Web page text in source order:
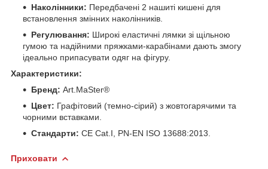
Наколінники: Передбачені 2 нашиті кишені для
встановлення змінних наколінників.
Регулювання: Широкі еластичні лямки зі щільною
гумою та надійними пряжками-карабінами дають змогу
ідеально припасувати одяг на фігуру.
Характеристики:
Бренд: Art.MaSter®
Цвет: Графітовий (темно-сірий) з жовтогарячими та
чорними вставками.
Стандарти: CE Cat.I, PN-EN ISO 13688:2013.
Приховати